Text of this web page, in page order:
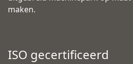
maken.
ISO gecertificeerd